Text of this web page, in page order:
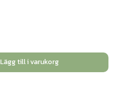
Lägg till i varukorg